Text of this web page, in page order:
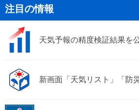
三宅町 田原本町
上牧町 王寺町
広陵町
注目の情報
天気予報の精度検証結果を
新画面「天気リスト」「防